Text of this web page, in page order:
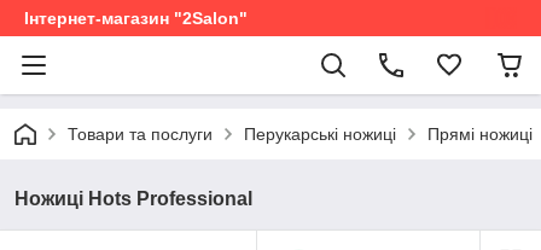
Інтернет-магазин "2Salon"
Товари та послуги Перукарські ножиці Прямі ножиці
Ножиці Hots Professional